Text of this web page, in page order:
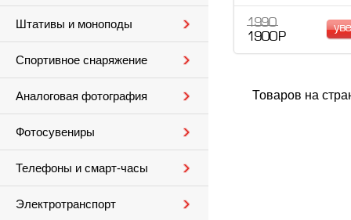
Штативы и моноподы
Спортивное снаряжение
Аналоговая фотография
Фотосувениры
Телефоны и смарт-часы
Электротранспорт
1 990
1 900 Р
Товаров на